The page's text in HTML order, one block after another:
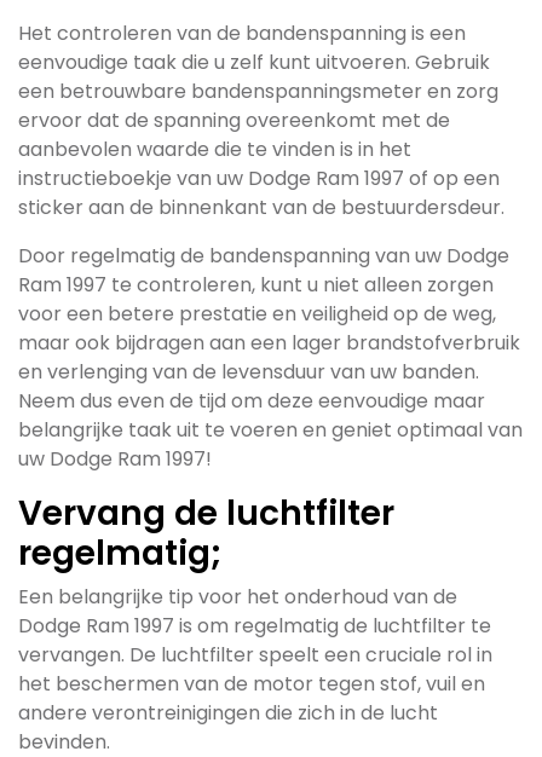
Het controleren van de bandenspanning is een
eenvoudige taak die u zelf kunt uitvoeren. Gebruik
een betrouwbare bandenspanningsmeter en zorg
ervoor dat de spanning overeenkomt met de
aanbevolen waarde die te vinden is in het
instructieboekje van uw Dodge Ram 1997 of op een
sticker aan de binnenkant van de bestuurdersdeur.
Door regelmatig de bandenspanning van uw Dodge
Ram 1997 te controleren, kunt u niet alleen zorgen
voor een betere prestatie en veiligheid op de weg,
maar ook bijdragen aan een lager brandstofverbruik
en verlenging van de levensduur van uw banden.
Neem dus even de tijd om deze eenvoudige maar
belangrijke taak uit te voeren en geniet optimaal van
uw Dodge Ram 1997!
Vervang de luchtfilter
regelmatig;
Een belangrijke tip voor het onderhoud van de
Dodge Ram 1997 is om regelmatig de luchtfilter te
vervangen. De luchtfilter speelt een cruciale rol in
het beschermen van de motor tegen stof, vuil en
andere verontreinigingen die zich in de lucht
bevinden.